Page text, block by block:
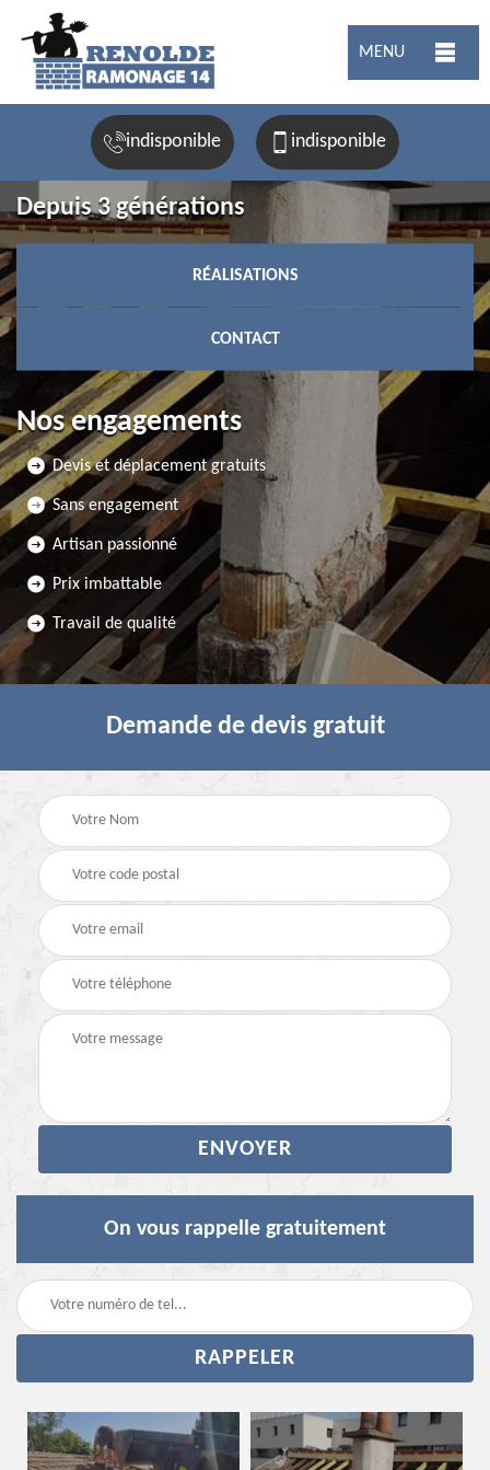
MENU
indisponible indisponible
Depuis 3 générations
RÉALISATIONS
CONTACT
Nos engagements
Devis et déplacement gratuits
Sans engagement
Artisan passionné
Prix imbattable
Travail de qualité
Demande de devis gratuit
On vous rappelle gratuitement